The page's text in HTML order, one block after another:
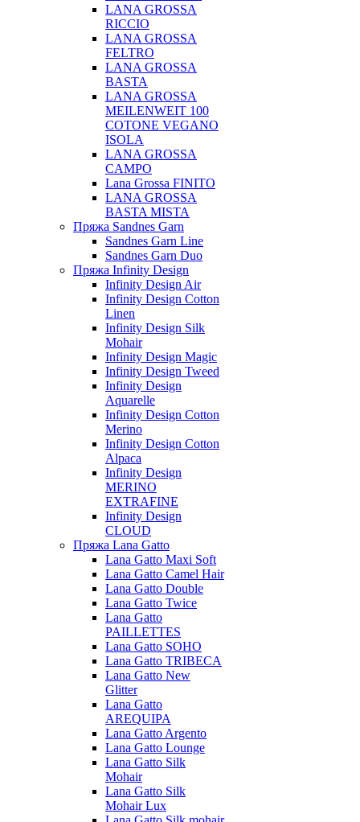
LANA GROSSA
RICCIO
LANA GROSSA
FELTRO
LANA GROSSA
BASTA
LANA GROSSA
MEILENWEIT 100
COTONE VEGANO
ISOLA
LANA GROSSA
CAMPO
Lana Grossa FINITO
LANA GROSSA
BASTA MISTA
Пряжа Sandnes Garn
Sandnes Garn Line
Sandnes Garn Duo
Пряжа Infinity Design
Infinity Design Air
Infinity Design Cotton
Linen
Infinity Design Silk
Mohair
Infinity Design Magic
Infinity Design Tweed
Infinity Design
Aquarelle
Infinity Design Cotton
Merino
Infinity Design Cotton
Alpaca
Infinity Design
MERINO
EXTRAFINE
Infinity Design
CLOUD
Пряжа Lana Gatto
Lana Gatto Maxi Soft
Lana Gatto Camel Hair
Lana Gatto Double
Lana Gatto Twice
Lana Gatto
PAILLETTES
Lana Gatto SOHO
Lana Gatto TRIBECA
Lana Gatto New
Glitter
Lana Gatto
AREQUIPA
Lana Gatto Argento
Lana Gatto Lounge
Lana Gatto Silk
Mohair
Lana Gatto Silk
Mohair Lux